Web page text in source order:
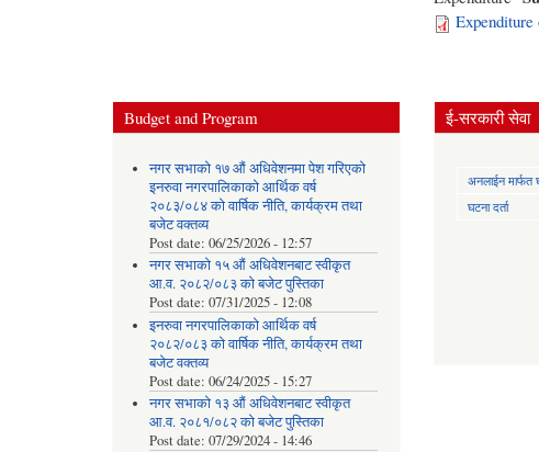
Budget and Program
नगर सभाको १७ औं अधिवेशनमा पेश गरिएको
इनरुवा नगरपालिकाको आर्थिक वर्ष
२०८३/०८४ को वार्षिक नीति, कार्यक्रम तथा
बजेट वक्तव्य
Post date: 06/25/2026 - 12:57
नगर सभाको १५ औं अधिवेशनबाट स्वीकृत
आ.व. २०८२/०८३ को बजेट पुस्तिका
Post date: 07/31/2025 - 12:08
इनरुवा नगरपालिकाको आर्थिक वर्ष
२०८२/०८३ को वार्षिक नीति, कार्यक्रम तथा
बजेट वक्तव्य
Post date: 06/24/2025 - 15:27
नगर सभाको १३ औं अधिवेशनबाट स्वीकृत
आ.व. २०८१/०८२ को बजेट पुस्तिका
Post date: 07/29/2024 - 14:46
ई-सरकारी सेवा
अनलाईन मार्फत
घटना दर्ता